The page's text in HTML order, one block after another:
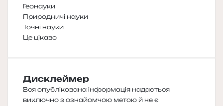
Геонауки
Природничі науки
Точні науки
Це цікаво
Дисклеймер
Вся опублікована інформація надається
виключно з ознайомчою метою й не є